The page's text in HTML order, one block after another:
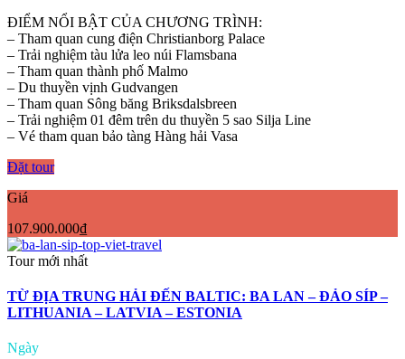
ĐIỂM NỔI BẬT CỦA CHƯƠNG TRÌNH:
– Tham quan cung điện Christianborg Palace
– Trải nghiệm tàu lửa leo núi Flamsbana
– Tham quan thành phố Malmo
– Du thuyền vịnh Gudvangen
– Tham quan Sông băng Briksdalsbreen
– Trải nghiệm 01 đêm trên du thuyền 5 sao Silja Line
– Vé tham quan bảo tàng Hàng hải Vasa
Đặt tour
Giá
107.900.000₫
Tour mới nhất
TỪ ĐỊA TRUNG HẢI ĐẾN BALTIC: BA LAN – ĐẢO SÍP –
LITHUANIA – LATVIA – ESTONIA
Ngày